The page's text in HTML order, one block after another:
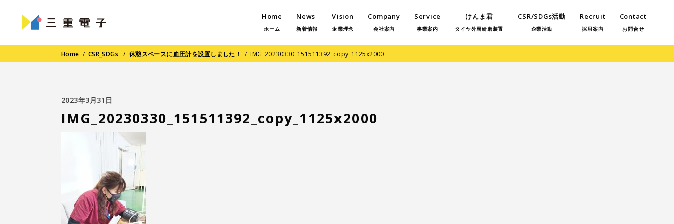
Home
ホーム
News
新着情報
Vision
企業理念
Company
会社案内
Service
事業案内
けんま君
タイヤ外周研磨装置
CSR/SDGs活動
企業活動
Recruit
採用案内
Contact
お問合せ
Home / CSR_SDGs / 休憩スペースに血圧計を設置しました！ /IMG_20230330_151511392_copy_1125x2000
2023年3月31日
IMG_20230330_151511392_copy_1125x2000